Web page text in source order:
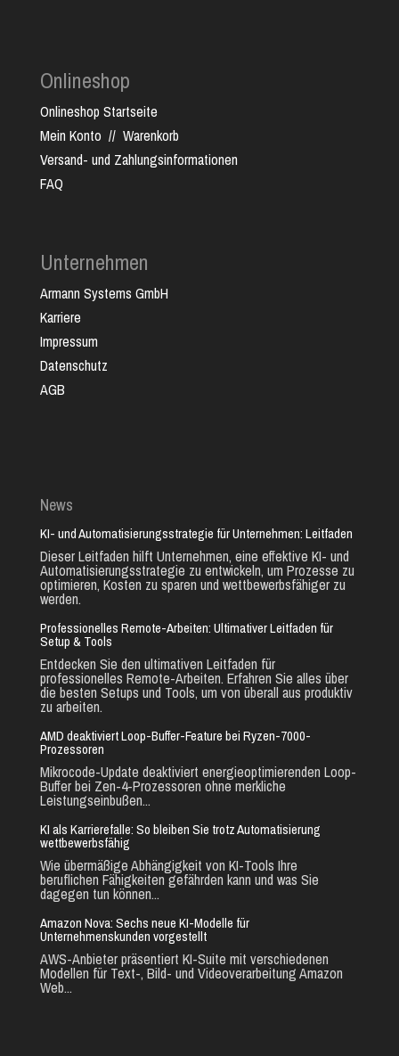
Onlineshop
Onlineshop Startseite
Mein Konto // Warenkorb
Versand- und Zahlungsinformationen
FAQ
Unternehmen
Armann Systems GmbH
Karriere
Impressum
Datenschutz
AGB
News
KI- und Automatisierungsstrategie für Unternehmen: Leitfaden
Dieser Leitfaden hilft Unternehmen, eine effektive KI- und
Automatisierungsstrategie zu entwickeln, um Prozesse zu
optimieren, Kosten zu sparen und wettbewerbsfähiger zu
werden.
Professionelles Remote-Arbeiten: Ultimativer Leitfaden für
Setup & Tools
Entdecken Sie den ultimativen Leitfaden für
professionelles Remote-Arbeiten. Erfahren Sie alles über
die besten Setups und Tools, um von überall aus produktiv
zu arbeiten.
AMD deaktiviert Loop-Buffer-Feature bei Ryzen-7000-
Prozessoren
Mikrocode-Update deaktiviert energieoptimierenden Loop-
Buffer bei Zen-4-Prozessoren ohne merkliche
Leistungseinbußen...
KI als Karrierefalle: So bleiben Sie trotz Automatisierung
wettbewerbsfähig
Wie übermäßige Abhängigkeit von KI-Tools Ihre
beruflichen Fähigkeiten gefährden kann und was Sie
dagegen tun können...
Amazon Nova: Sechs neue KI-Modelle für
Unternehmenskunden vorgestellt
AWS-Anbieter präsentiert KI-Suite mit verschiedenen
Modellen für Text-, Bild- und Videoverarbeitung Amazon
Web...